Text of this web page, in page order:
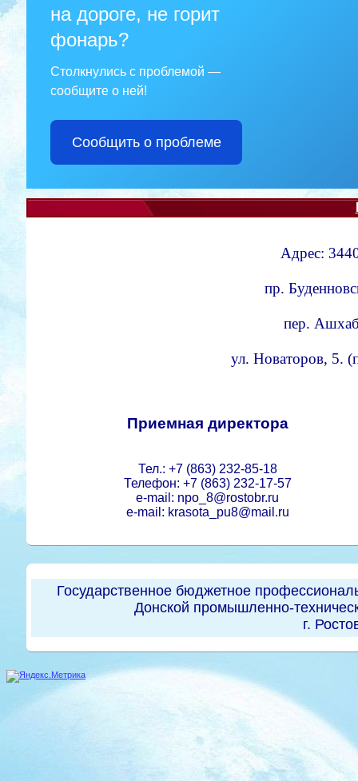
на дороге, не горит
фонарь?
Столкнулись с проблемой —
сообщите о ней!
Сообщить о проблеме
Адрес:
пр.
пер.
ул. Новаторов, 5.
Приемная директора
Тел.: +7 (863) 232-85-18
Телефон: +7 (863) 232-17-57
e-mail: npo_8@rostobr.ru
e-mail: krasota_pu8@mail.ru
Государственное бюджетное
Донской промышленно-
г.